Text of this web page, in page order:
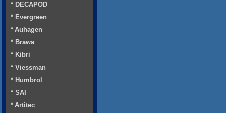
* DECAPOD
* Evergreen
* Auhagen
* Brawa
* Kibri
* Viessman
* Humbrol
* SAI
* Artitec